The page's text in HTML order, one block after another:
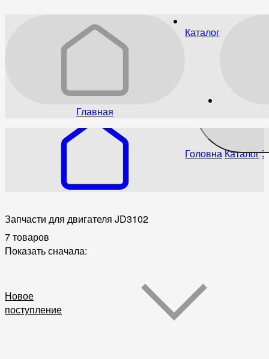
Главная
Каталог
ГоловнаКаталог
Запчасти для двигателя JD3102
7 товаров
Показать сначала:
Новое
поступление